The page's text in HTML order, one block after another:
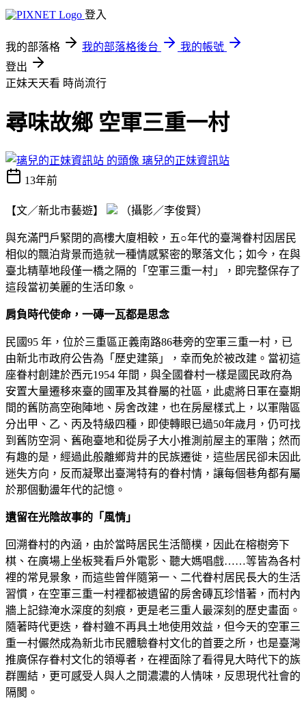
登入
我的部落格 我的部落格後台
我的帳號
登出
正妹天天看 時尚流行
尋味故鄉 空軍三重一村
璃兒的正妹資訊站
13年前
【文／新北市藝遊】 （攝影／李俊賢）
與充滿門戶緊閉的高樓大廈相較，五○年代的臺灣眷村因居民
相似的飄泊背景而造就一種情感緊密的聚落文化；如今，在與
臺北精華地段僅一橋之隔的「空軍三重一村」，即完整保存了
這段當初美麗的生活印象。
肩負時代使命，一磚一瓦都是思念
民國95 年，位於三重區正義南路86巷旁的空軍三重一村，已
由新北市政府公告為「歷史建築」，幸而免於被改建。當初這
座眷村創建於西元1954 年間，與全國眷村一樣是國民政府為
安置大量遷移來臺的國軍及其眷屬的社區，此處將日軍在臺期
間的舊防高空砲陣地、房舍改建，也在房屋樣式上，以軍階區
分出甲、乙、丙及特級四種，即使轉眼已過50年歲月，仍可找
到舊防空洞、舊砲臺地和從房子大小推測前屋主的軍階；然而
有趣的是，經過此般離鄉背井的民族遷徙，這些居民卻未因此
迷失方向，反而凝聚出臺灣特有的眷村情，讓每個巷角都有屬
於那個動盪年代的記憶。
遺留在光陰故事的「風情」
回溯眷村的內涵，由於當時居民生活簡樸，因此在榕樹旁下
棋、在廣場上坐板凳看戶外電影、聽大媽唱戲……等皆為各村
裡的常見景象，而這些曾伴隨第一、二代眷村居民長大的生活
習慣，在空軍三重一村裡都被遺留的房舍磚瓦珍惜著，而村內
牆上記錄淹水深度的刻痕，更是老三重人最深刻的歷史畫面。
隨著時代更迭，眷村雖不再具土地使用效益，但今天的空軍三
重一村儼然成為新北市民體驗眷村文化的首要之所，也是臺灣
推廣保存眷村文化的領導者，在裡面除了看得見大時代下的族
群團結，更可感受人與人之間濃濃的人情味，反思現代社會的
隔閡。